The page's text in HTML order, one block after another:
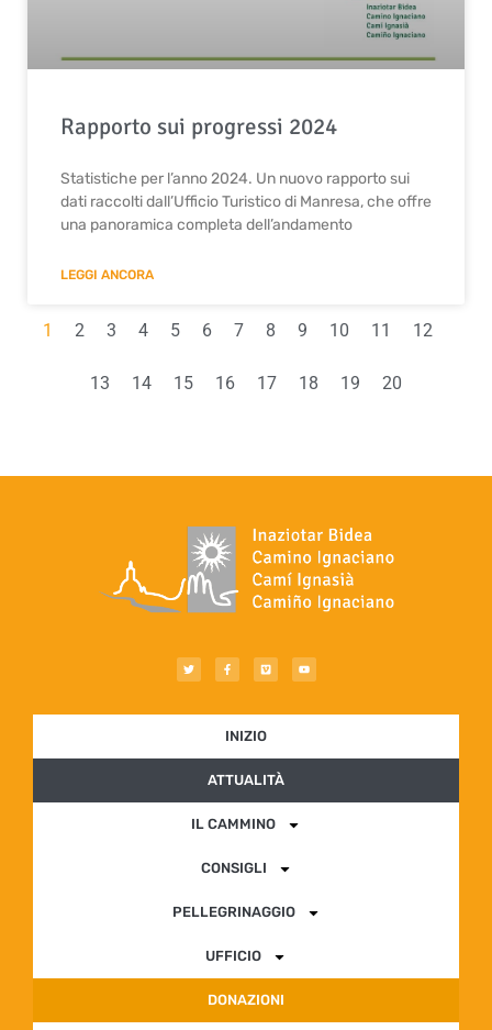
Rapporto sui progressi 2024
Statistiche per l’anno 2024. Un nuovo rapporto sui
dati raccolti dall’Ufficio Turistico di Manresa, che offre
una panoramica completa dell’andamento
LEGGI ANCORA
1 2 3 4 5 6 7 8 9 10 11 12
13 14 15 16 17 18 19 20
INIZIO
ATTUALITÀ
IL CAMMINO
CONSIGLI
PELLEGRINAGGIO
UFFICIO
DONAZIONI